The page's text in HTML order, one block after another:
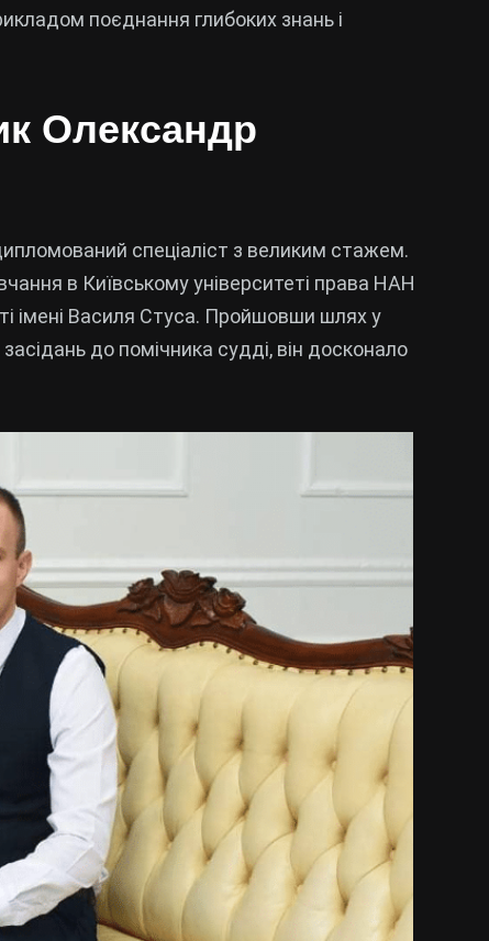
поєднання глибоких знань і
Олександр
спеціаліст з великим стажем.
в Київському університеті права НАН
імені Василя Стуса. Пройшовши шлях у
до помічника судді, він досконало